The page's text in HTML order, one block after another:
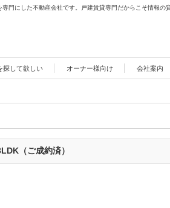
門にした不動産会社です。戸建賃貸専門だからこそ情報
探して欲しい オーナー様向け 会社案内
（ご成約済）